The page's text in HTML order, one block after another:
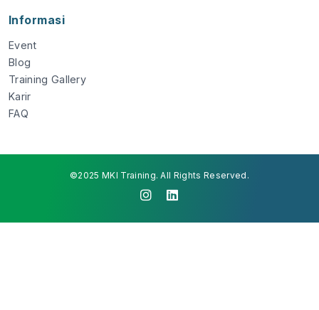
Informasi
Event
Blog
Training Gallery
Karir
FAQ
©2025 MKI Training. All Rights Reserved.